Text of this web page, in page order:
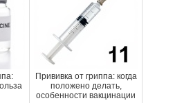
Прививка от гриппа: когда
положено делать,
особенности вакцинации